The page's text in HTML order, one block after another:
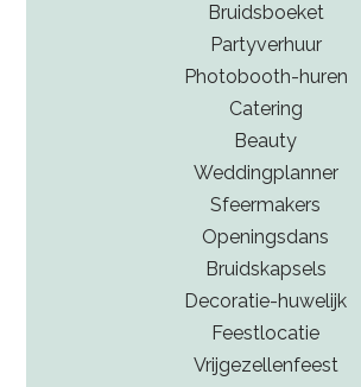
Bruidsboeket
Partyverhuur
Photobooth-huren
Catering
Beauty
Weddingplanner
Sfeermakers
Openingsdans
Bruidskapsels
Decoratie-huwelijk
Feestlocatie
Vrijgezellenfeest